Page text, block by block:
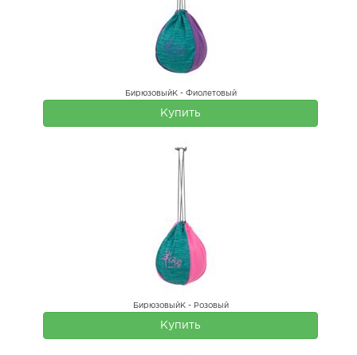
БирюзовыйК - Фиолетовый
Купить
БирюзовыйК - Розовый
Купить